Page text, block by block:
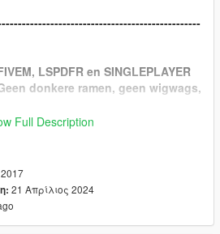
LSPDFR en SINGLEPLAYER
donkere ramen, geen wigwags,
Belgie, Duitsland, MMT, Mobiele
in optional map
Full Description
21 Απρίλιος 2024